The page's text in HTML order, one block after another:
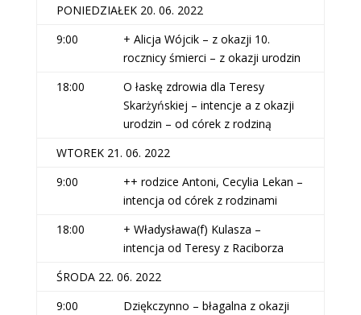
PONIEDZIAŁEK 20. 06. 2022
9:00
+ Alicja Wójcik – z okazji 10.
rocznicy śmierci – z okazji urodzin
18:00
O łaskę zdrowia dla Teresy
Skarżyńskiej – intencje a z okazji
urodzin – od córek z rodziną
WTOREK 21. 06. 2022
9:00
++ rodzice Antoni, Cecylia Lekan –
intencja od córek z rodzinami
18:00
+ Władysława(f) Kulasza –
intencja od Teresy z Raciborza
ŚRODA 22. 06. 2022
9:00
Dziękczynno – błagalna z okazji